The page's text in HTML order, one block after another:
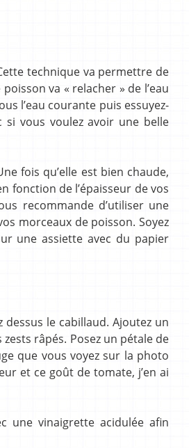
technique va permettre de
va « relacher » de l’eau
l’eau courante puis essuyez-
si vous voulez avoir une belle
fois qu’elle est bien chaude,
fonction de l’épaisseur de vos
recommande d’utiliser une
morceaux de poisson. Soyez
une assiette avec du papier
dessus le cabillaud. Ajoutez un
râpés. Posez un pétale de
que vous voyez sur la photo
et ce goût de tomate, j’en ai
une vinaigrette acidulée afin